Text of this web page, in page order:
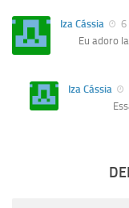
Iza Cássia
6
Eu adoro
Iza Cássia